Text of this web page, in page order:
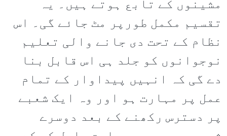
مشینوں کے تابع ہوتے ہیں۔ یہ
تقسیم مکمل طورپر مٹ جائے گی۔ اس
نظام کے تحت دی جانے والی تعلیم
نوجوانوں کو جلد ہی اس قابل بنا
دے گی کہ انہیں پیداوار کے تمام
عمل پر مہارت ہو اور وہ ایک شعبے
پر دسترس رکھنے کے بعد دوسرے